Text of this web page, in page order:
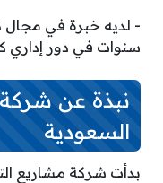
سنوات في دور إداري
نبذة عن شركة
السعودية
بدأت شركة مشاريع